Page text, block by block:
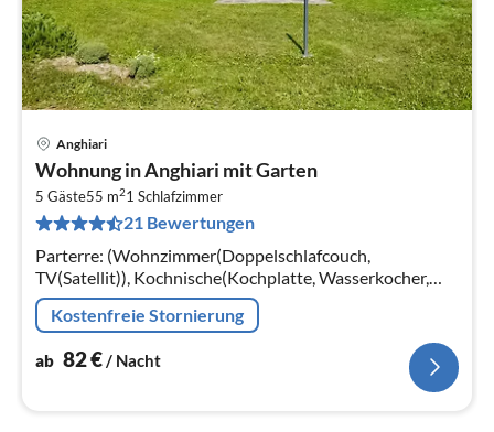
Anghiari
Wohnung in Anghiari mit Garten
5 Gäste55 m21 Schlafzimmer
21 Bewertungen
Parterre: (Wohnzimmer(Doppelschlafcouch,
TV(Satellit)), Kochnische(Kochplatte, Wasserkocher,
Dunstabzugshaube, Backofen,
Kühl-/Gefrierkombination)
Kostenfreie Stornierung
ab 82€/ Nacht